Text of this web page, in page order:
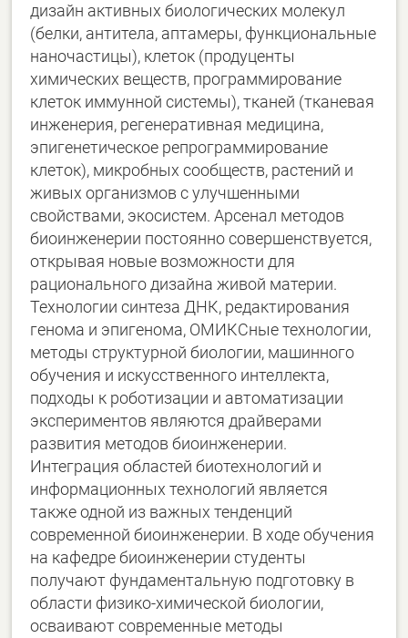
дизайн активных биологических молекул
(белки, антитела, аптамеры, функциональные
наночастицы), клеток (продуценты
химических веществ, программирование
клеток иммунной системы), тканей (тканевая
инженерия, регенеративная медицина,
эпигенетическое репрограммирование
клеток), микробных сообществ, растений и
живых организмов с улучшенными
свойствами, экосистем. Арсенал методов
биоинженерии постоянно совершенствуется,
открывая новые возможности для
рационального дизайна живой материи.
Технологии синтеза ДНК, редактирования
генома и эпигенома, ОМИКСные технологии,
методы структурной биологии, машинного
обучения и искусственного интеллекта,
подходы к роботизации и автоматизации
экспериментов являются драйверами
развития методов биоинженерии.
Интеграция областей биотехнологий и
информационных технологий является
также одной из важных тенденций
современной биоинженерии. В ходе обучения
на кафедре биоинженерии студенты
получают фундаментальную подготовку в
области физико-химической биологии,
осваивают современные методы